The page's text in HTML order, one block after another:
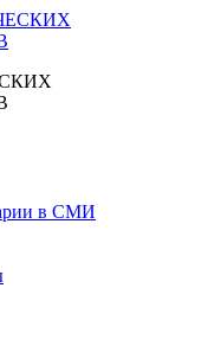
в СМИ